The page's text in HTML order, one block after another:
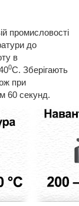
промисловості
до
в
0С. Зберігають
при
60 секунд.